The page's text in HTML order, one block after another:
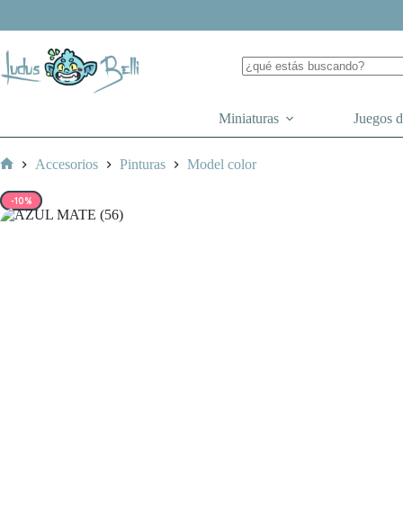
Miniaturas Juegos
Accesorios Pinturas Model color
-10%